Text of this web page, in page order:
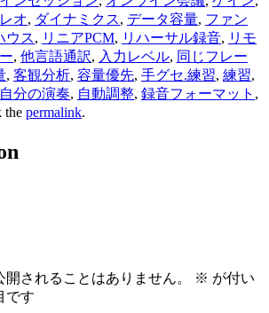
オ, ダイナミクス, データ容量, ファン
ウス, リニアPCM, リハーサル録音, リモ
, 他言語通訳, 入力レベル, 同じフレー
, 客観分析, 容量優先, 手グセ.練習, 練習,
自分の演奏, 自動調整, 録音フォーマット ,
the permalink.
開されることはありません。 ※ が付い
です